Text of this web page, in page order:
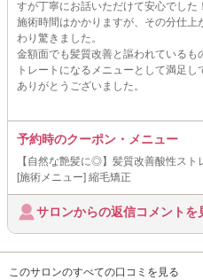
すが丁寧にお話いただけて安心でした！
施術時間はかかりますが、その分仕
わり驚きました。
金額面でも髪質改善と謳われている
トレートになるメニューとして満足し
ありがとうございました。
予約時のクーポン・メニュー
【自然な艶髪に◎】髪質改善酸性スト
[施術メニュー] 縮毛矯正
サロンからの返信コメントを
このサロンのすべての口コミを見る